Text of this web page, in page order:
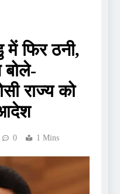
में फिर ठनी,
बोले-
राज्य को
0 1 Mins